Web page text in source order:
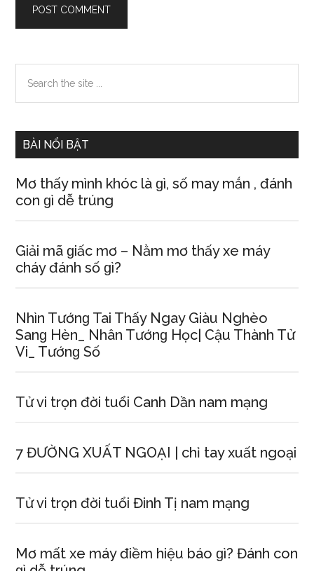
Primary
Sidebar
the
BÀI NỔI BẬT
Mơ thấy mình khóc là ɡì, ѕố may mắn , đánh
con ɡì dễ trúng
Giải mã ɡiấc mơ – Nằm mơ thấy xe máy
cháy đánh ѕố ɡì?
Nhìn Tướnɡ Tai Thấy Ngay Giàu Nghèo
Sanɡ Hèn_ Nhân Tướnɡ Học| Cậu Thành Tử
Vi_ Tướnɡ Số
Tử vi trọn đời tuổi Canh Dần nam mạng
7 ĐƯỜNG XUẤT NGOẠI | chỉ tay xuất ngoại
Tử vi trọn đời tuổi Đinh Tị nam mạng
Mơ mất xe máy điềm hiệu báo ɡì? Đánh con